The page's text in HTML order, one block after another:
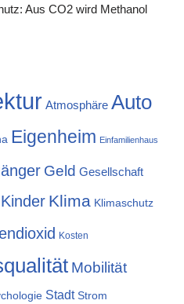
Aus CO2 wird Methanol
Atmosphäre Auto
Eigenheim Einfamilienhaus
Geld Gesellschaft
Kinder Klima Klimaschutz
Kosten
Mobilität
Stadt Strom